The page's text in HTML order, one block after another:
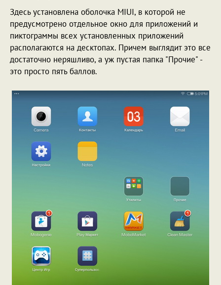
Здесь установлена оболочка MIUI, в которой не
предусмотрено отдельное окно для приложений и
пиктограммы всех установленных приложений
располагаются на десктопах. Причем выглядит это все
достаточно неряшливо, а уж пустая папка "Прочие" -
это просто пять баллов.